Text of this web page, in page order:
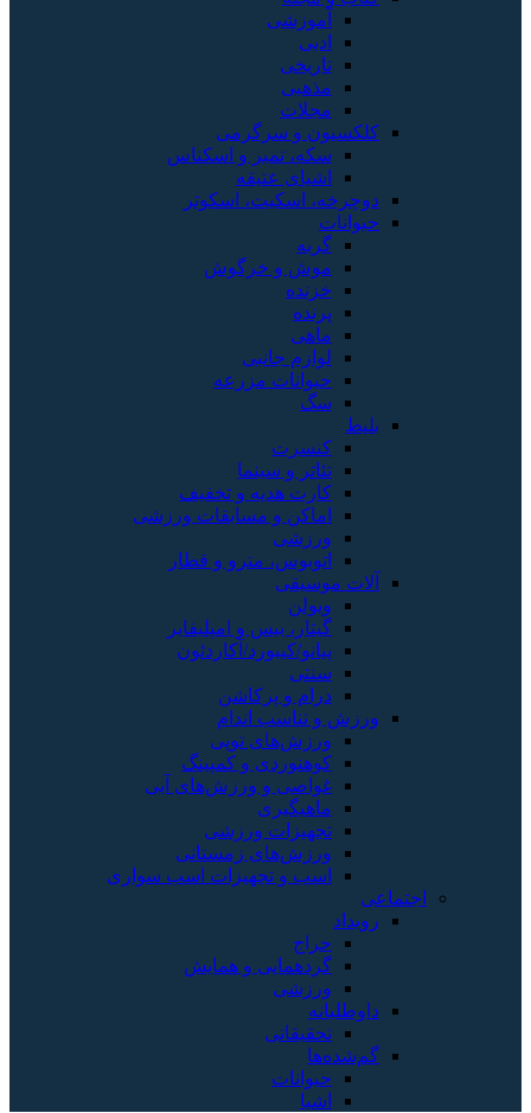
آموزشی
ادبی
تاریخی
مذهبی
مجلات
کلکسیون و سرگرمی
سکه، تمبر و اسکناس
اشیای عتیقه
دوچرخه، اسکیت، اسکوتر
حیوانات
گربه
موش و خرگوش
خزنده
پرنده
ماهی
لوازم جانبی
حیوانات مزرعه
سگ
بلیط
کنسرت
تئاتر و سینما
کارت هدیه و تخفیف
اماکن و مسابقات ورزشی
ورزشی
اتوبوس، مترو و قطار
آلات موسیقی
ویولن
گیتار، بیس و امپلیفایر
پیانو/کیبورد/آکاردئون
سنتی
درام و پرکاشن
ورزش و تناسب اندام
ورزش‌های توپی
کوهنوردی و کمپینگ
غواصی و ورزش‌های آبی
ماهیگیری
تجهیزات ورزشی
ورزش‌های زمستانی
اسب و تجهیزات اسب سواری
اجتماعی
رویداد
حراج
گردهمایی و همایش
ورزشی
داوطلبانه
تحقیقاتی
گم‌شده‌ها
حیوانات
اشیا